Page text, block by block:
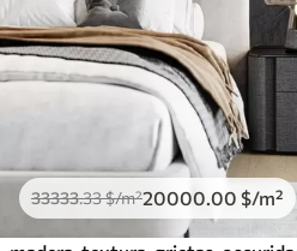
33333.33$/m²20000 .00 $/m²